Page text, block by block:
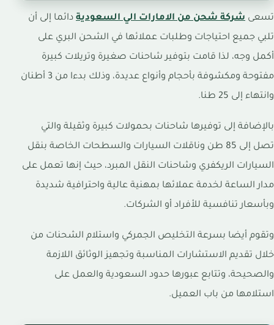
تسعى شركة شحن من الامارات الي السعودية دائما إلى أن
تلبي جميع احتياجات وطلبات عملائها في الشحن البري على
أكمل وجه، لذا قامت بتوفير شاحنات صغيرة وتريلات كبيرة
مفتوحة ومكشوفة بأحجام وأنواع عديدة، وذلك بدءا من 3 أطنان
وانتهاء إلى 25 طنا.
بالإضافة إلى توفيرها شاحنات بحمولات كبيرة وثقيلة والتي
تصل إلى 85 طن وناقلات السيارات والسطحات الخاصة بنقل
السيارات الريكفري وشاحنات النقل المبرد، حيث إنها تعمل على
مدار الساعة لخدمة عملائها بمهنية عالية واحترافية شديدة
وبأسعار تنافسية للأفراد أو الشركات.
وتقوم أيضا بسرعة التخليص الجمركي واستلام الشحنات من
خلال تقديم الاستشارات المناسبة وتجهيز الوثائق اللازمة
والصحيحة، وتتابع عبورها حدود السعودية والعمل على
استلامها من باب العميل.